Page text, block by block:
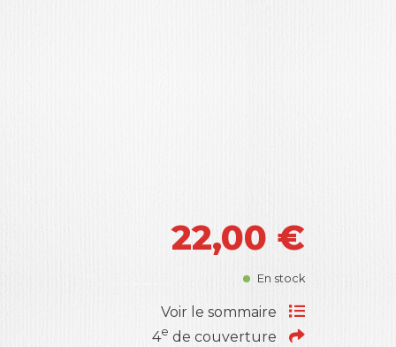
22,00 €
En stock
Voir le sommaire
4e de couverture